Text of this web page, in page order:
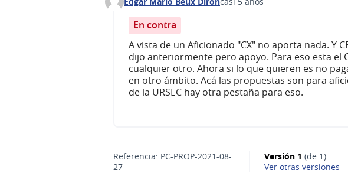
Comentario 219
En contra
A vista de un Aficionado "CX" no aporta nada. Y
dijo anteriormente pero apoyo. Para eso esta el
cualquier otro. Ahora si lo que quieren es no
en otro ámbito. Acá las propuestas son para
de la URSEC hay otra pestaña para eso.
Referencia: PC-PROP-2021-08-
27
Versión 1 (de 1)
ver otras versiones